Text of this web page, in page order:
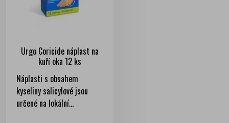
Urgo Coricide náplast na
kuří oka 12 ks
Náplasti s obsahem
kyseliny salicylové jsou
určené na lokální...